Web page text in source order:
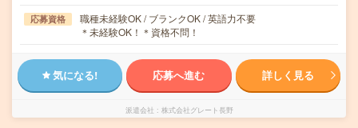
応募資格
職種未経験OK / ブランクOK / 英語力不要
＊未経験OK！＊資格不問！
気になる! 応募へ進む 詳しく見る
派遣会社 株式会社グレート長野